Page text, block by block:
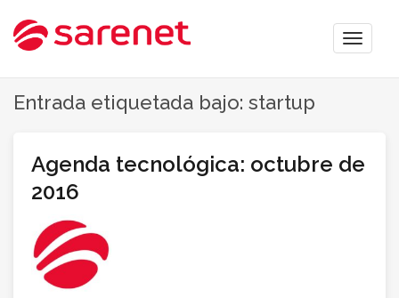
Toggle
Entrada etiquetada bajo: startup
Agenda tecnológica: octubre de
2016